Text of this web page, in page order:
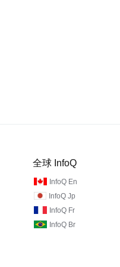
全球 InfoQ
InfoQ En
InfoQ Jp
InfoQ Fr
InfoQ Br